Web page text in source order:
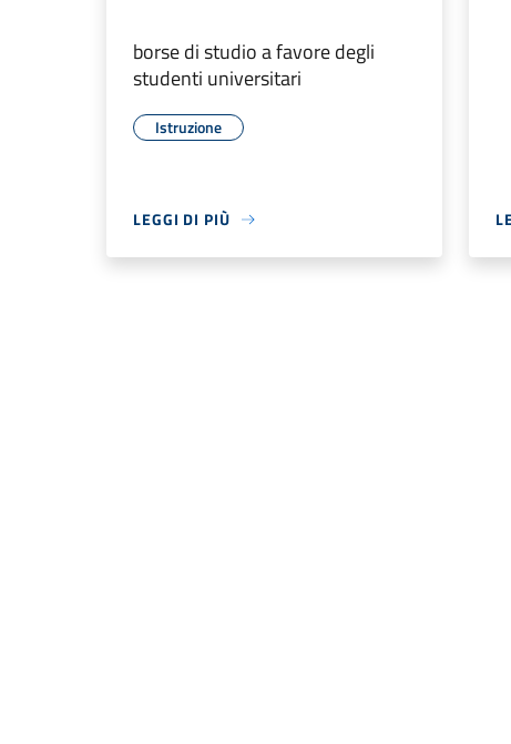
borse di studio a favore degli
studenti universitari
Istruzione
LEGGI DI PIÙ